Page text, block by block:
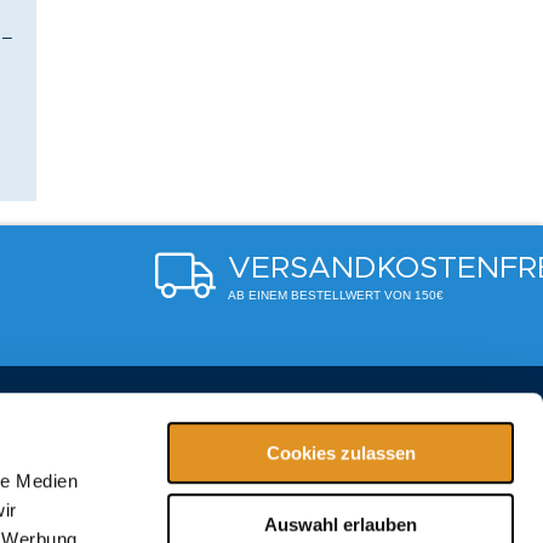
Medien
Cookies zulassen
Auswahl erlauben
AB EINEM BESTELLWERT VON 150€